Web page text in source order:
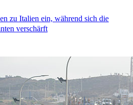
zu Italien ein, während sich die
verschärft